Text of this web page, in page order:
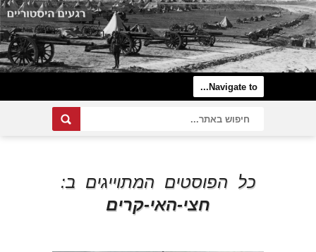
כל הפוסטים המתוייגים ב:
חצי-האי-קרים